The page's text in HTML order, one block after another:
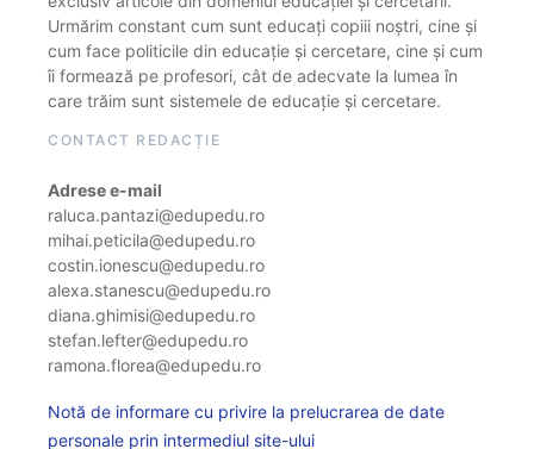
Urmărim constant cum sunt educați copiii noștri, cine și
cum face politicile din educație și cercetare, cine și cum
îi formează pe profesori, cât de adecvate la lumea în
care trăim sunt sistemele de educație și cercetare.
CONTACT REDACȚIE
Adrese e-mail
raluca.pantazi@edupedu.ro
mihai.peticila@edupedu.ro
costin.ionescu@edupedu.ro
alexa.stanescu@edupedu.ro
diana.ghimisi@edupedu.ro
stefan.lefter@edupedu.ro
ramona.florea@edupedu.ro
Notă de informare cu privire la prelucrarea de date
personale prin intermediul site-ului